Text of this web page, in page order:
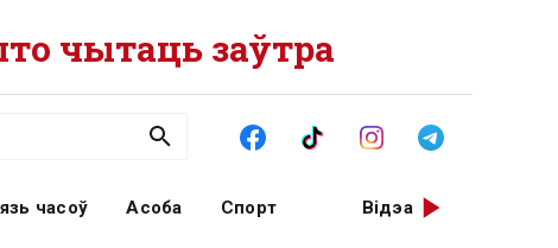
чытаць заўтра
часоў Асоба Спорт Відэа